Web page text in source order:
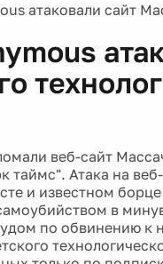
атаковали сайт
веб-сайт
таймс". Атака на
и известном
в
по обвинению к